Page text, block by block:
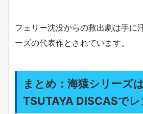
フェリー沈没からの救出劇は手に
ーズの代表作とされています。
まとめ：海猿シリーズ
TSUTAYA DISCASで